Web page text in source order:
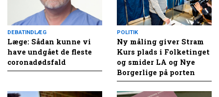
DEBATINDLÆG
Læge: Sådan kunne vi
have undgået de fleste
coronadødsfald
POLITIK
Ny måling giver Stram
Kurs plads i Folketinget
og smider LA og Nye
Borgerlige på porten